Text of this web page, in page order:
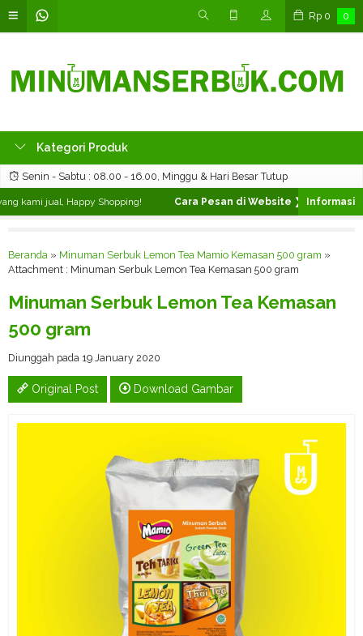
Rp 0 0
Kategori Produk
Senin - Sabtu : 08.00 - 16.00, Minggu & Hari Besar Tutup
kami jual, Happy Shopping! Cara Pesan di Website ❯ Silahkan pilih
Beranda » Minuman Serbuk Lemon Tea Mamio Kemasan 500 gram »
Attachment : Minuman Serbuk Lemon Tea Kemasan 500 gram
Minuman Serbuk Lemon Tea Kemasan
500 gram
Diunggah pada 19 January 2020
Original Post Download Gambar